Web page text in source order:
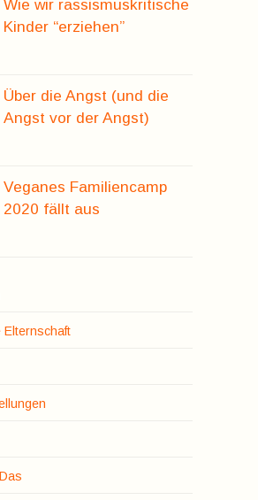
Wie wir rassismuskritische
Kinder “erziehen”
Über die Angst (und die
Angst vor der Angst)
Veganes Familiencamp
2020 fällt aus
Elternschaft